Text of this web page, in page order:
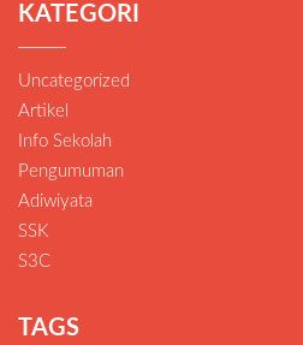
KATEGORI
Uncategorized
Artikel
Info Sekolah
Pengumuman
Adiwiyata
SSK
S3C
TAGS